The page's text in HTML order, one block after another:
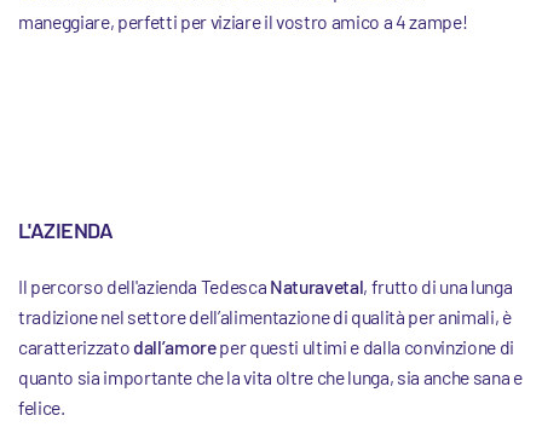
maneggiare, perfetti per viziare il vostro amico a 4 zampe!
L'AZIENDA
Il percorso dell'azienda Tedesca Naturavetal, frutto di una lunga
tradizione nel settore dell’alimentazione di qualità per animali, è
caratterizzato dall’amoreper questi ultimi e dalla convinzione di
quanto sia importante che la vita oltre che lunga, sia anche sana e
felice.